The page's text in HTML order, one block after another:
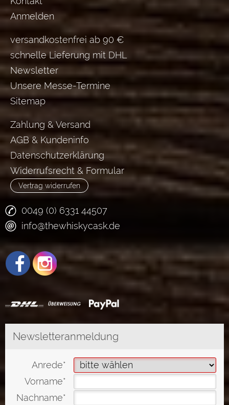
Anmelden
versandkostenfrei ab 90 €
schnelle Lieferung mit DHL
Newsletter
Unsere Messe-Termine
Sitemap
Zahlung & Versand
AGB & Kundeninfo
Datenschutzerklärung
Widerrufsrecht & Formular
Vertrag widerrufen
0049 (0) 6331 44507
info@thewhiskycask.de